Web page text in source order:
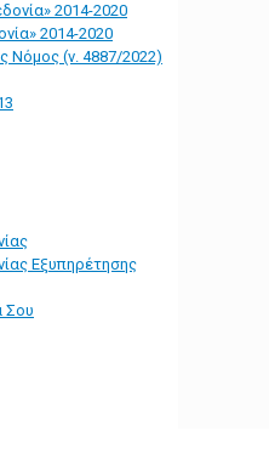
2014-2020
2014-2020
Νόμος (ν. 4887/2022)
Εξυπηρέτησης
Σου